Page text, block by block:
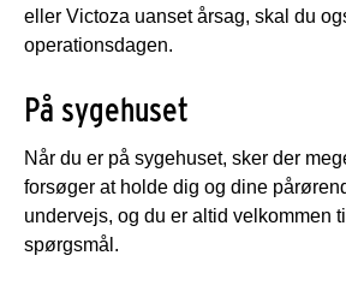
eller Victoza uanset årsag, skal du
operationsdagen.
På sygehuset
Når du er på sygehuset, sker der
forsøger at holde dig og dine
undervejs, og du er altid velkommen
spørgsmål.